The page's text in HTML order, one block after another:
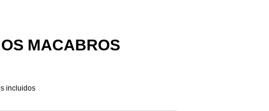
MACABROS
incluidos